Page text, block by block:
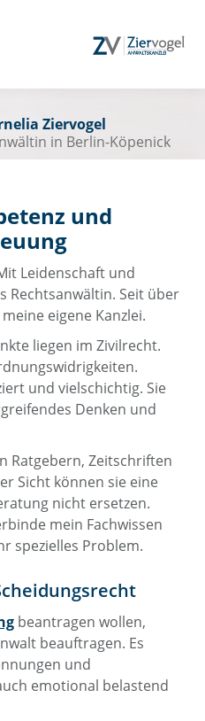
Ziervogel
in Berlin-Köpenick
und
Leidenschaft und
Rechtsanwältin. Seit über
eigene Kanzlei.
liegen im Zivilrecht.
und vielschichtig. Sie
Denken und
Ratgebern, Zeitschriften
Sicht können sie eine
nicht ersetzen.
mein Fachwissen
spezielles Problem.
beantragen wollen,
beauftragen. Es
und
emotional belastend